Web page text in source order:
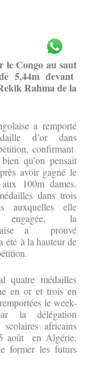
Congo au saut
5,44m devant
Rahma de la
a remporté
d’or dans
confirmant
qu’on pensait
avoir gagné le
100m dames.
dans trois
auxquelles elle
la
a prouvé
été à la hauteur de
quatre médailles
en or et trois en
le week-
la délégation
africains
août en Algérie,
former les futurs